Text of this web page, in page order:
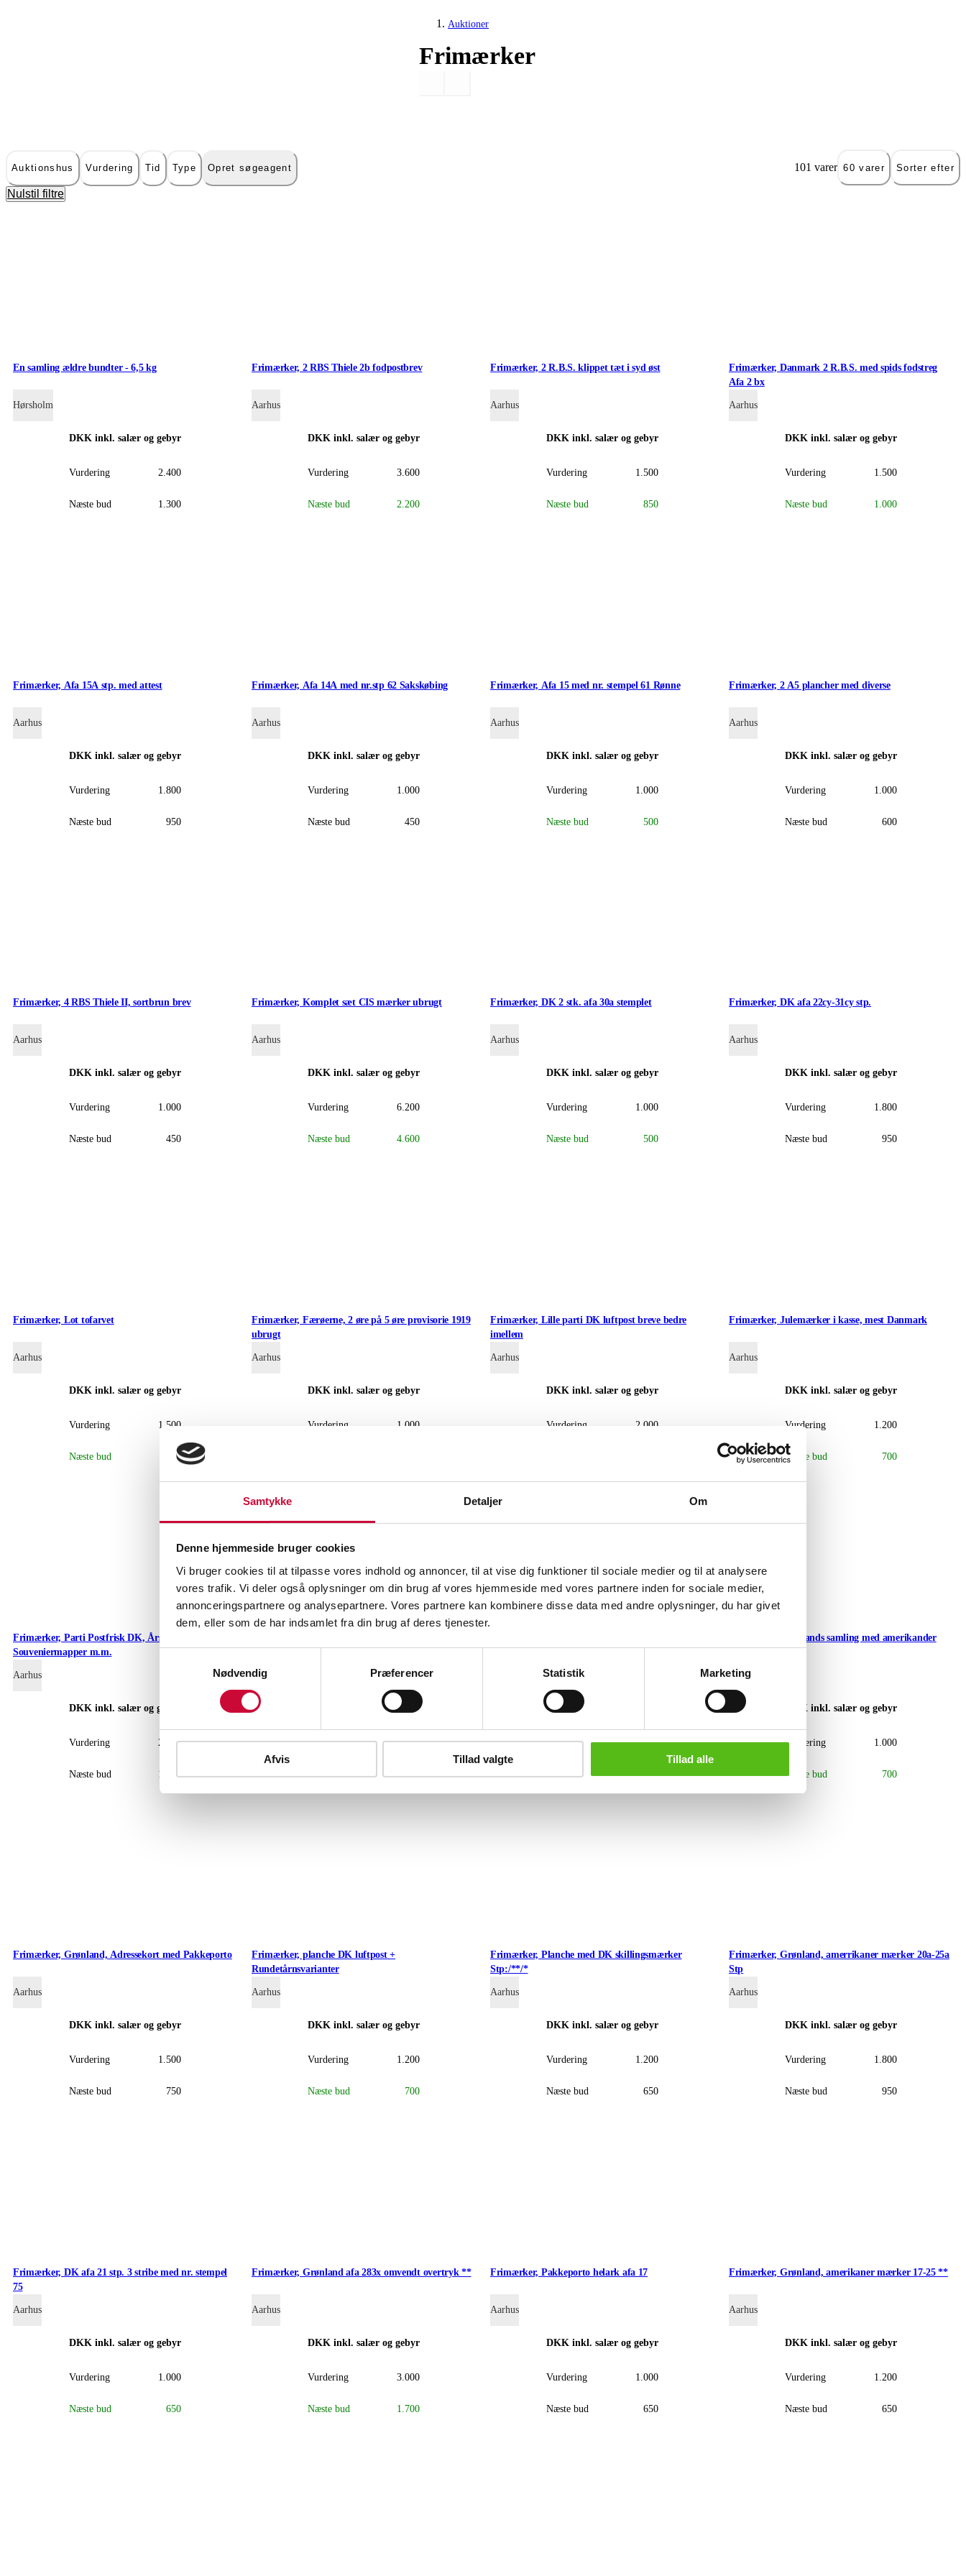
Samtykke Detaljer Om
Denne hjemmeside bruger cookies
Vi bruger cookies til at tilpasse vores indhold og annoncer, til at vise dig funktioner til sociale medier og til at analysere
vores trafik. Vi deler også oplysninger om din brug af vores hjemmeside med vores partnere inden for sociale medier,
annonceringspartnere og analysepartnere. Vores partnere kan kombinere disse data med andre oplysninger, du har givet
dem, eller som de har indsamlet fra din brug af deres tjenester.
Nødvendig
Præferencer Statistik Marketing
Afvis Tillad valgte Tillad alle
Auktioner
Frimærker
Auktionshus Vurdering Tid Type Opret søgeagent 101 varer 60 varer Sorter efter
Nulstil filtre
En samling ældre bundter - 6,5 kg
Hørsholm
DKK inkl. salær og gebyr
Vurdering 2.400
Næste bud 1.300
Frimærker, 2 RBS Thiele 2b fodpostbrev
Aarhus
DKK inkl. salær og gebyr
Vurdering 3.600
Næste bud 2.200
Frimærker, 2 R.B.S. klippet tæt i syd øst
Aarhus
DKK inkl. salær og gebyr
Vurdering 1.500
Næste bud 850
Frimærker, Danmark 2 R.B.S. med spids fodstreg
Afa 2 bx
Aarhus
DKK inkl. salær og gebyr
Vurdering 1.500
Næste bud 1.000
Frimærker, Afa 15A stp. med attest
Aarhus
DKK inkl. salær og gebyr
Vurdering 1.800
Næste bud 950
Frimærker, Afa 14A med nr.stp 62 Sakskøbing
Aarhus
DKK inkl. salær og gebyr
Vurdering 1.000
Næste bud 450
Frimærker, Afa 15 med nr. stempel 61 Rønne
Aarhus
DKK inkl. salær og gebyr
Vurdering 1.000
Næste bud 500
Frimærker, 2 A5 plancher med diverse
Aarhus
DKK inkl. salær og gebyr
Vurdering 1.000
Næste bud 600
Frimærker, 4 RBS Thiele II, sortbrun brev
Aarhus
DKK inkl. salær og gebyr
Vurdering 1.000
Næste bud 450
Frimærker, Komplet sæt CIS mærker ubrugt
Aarhus
DKK inkl. salær og gebyr
Vurdering 6.200
Næste bud 4.600
Frimærker, DK 2 stk. afa 30a stemplet
Aarhus
DKK inkl. salær og gebyr
Vurdering 1.000
Næste bud 500
Frimærker, DK afa 22cy-31cy stp.
Aarhus
DKK inkl. salær og gebyr
Vurdering 1.800
Næste bud 950
Frimærker, Lot tofarvet
Aarhus
DKK inkl. salær og gebyr
Vurdering 1.500
Næste bud 800
Frimærker, Færøerne, 2 øre på 5 øre provisorie 1919
ubrugt
Aarhus
DKK inkl. salær og gebyr
Vurdering 1.000
Frimærker, Lille parti DK luftpost breve bedre
imellem
Aarhus
DKK inkl. salær og gebyr
Vurdering 2.000
Frimærker, Julemærker i kasse, mest Danmark
Aarhus
DKK inkl. salær og gebyr
Vurdering 1.200
Næste bud 700
Frimærker, Parti Postfrisk DK, Årsmapper,
Souveniermapper m.m.
Aarhus
DKK inkl. salær og gebyr
Vurdering 2.000
Næste bud 1.300
Aarhus
inkl. salær og gebyr
Vurdering 2.400
Næste bud 1.300
amerikaner mærker
DKK inkl. salær og gebyr
Vurdering 1.700
Næste bud 1.000
Frimærker, Grønlands samling med amerikander
breve
Aarhus
DKK inkl. salær og gebyr
Vurdering 1.000
Næste bud 700
Frimærker, Grønland, Adressekort med Pakkeporto
Aarhus
DKK inkl. salær og gebyr
Vurdering 1.500
Næste bud 750
Frimærker, planche DK luftpost +
Rundetårnsvarianter
Aarhus
DKK inkl. salær og gebyr
Vurdering 1.200
Næste bud 700
Frimærker, Planche med DK skillingsmærker
Stp:/**/*
Aarhus
DKK inkl. salær og gebyr
Vurdering 1.200
Næste bud 650
Frimærker, Grønland, amerrikaner mærker 20a-25a
Stp
Aarhus
DKK inkl. salær og gebyr
Vurdering 1.800
Næste bud 950
Frimærker, DK afa 21 stp. 3 stribe med nr. stempel
75
Aarhus
DKK inkl. salær og gebyr
Vurdering 1.000
Næste bud 650
Frimærker, Grønland afa 283x omvendt overtryk **
Aarhus
DKK inkl. salær og gebyr
Vurdering 3.000
Næste bud 1.700
Frimærker, Pakkeporto helark afa 17
Aarhus
DKK inkl. salær og gebyr
Vurdering 1.000
Næste bud 650
Frimærker, Grønland, amerikaner mærker 17-25 **
Aarhus
DKK inkl. salær og gebyr
Vurdering 1.200
Næste bud 650